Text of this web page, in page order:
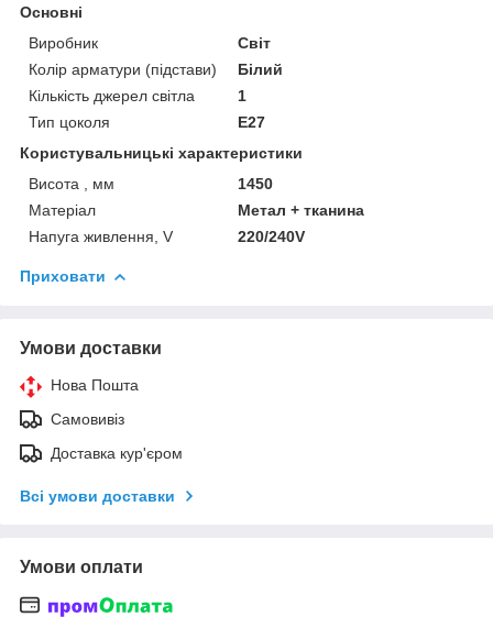
Основні
Виробник
Світ
Колір арматури (підстави)
Білий
Кількість джерел світла
1
Тип цоколя
E27
Користувальницькі характеристики
Висота , мм
1450
Матеріал
Метал + тканина
Напуга живлення, V
220/240V
Приховати
Умови доставки
Нова Пошта
Самовивіз
Доставка кур'єром
Всі умови доставки
Умови оплати